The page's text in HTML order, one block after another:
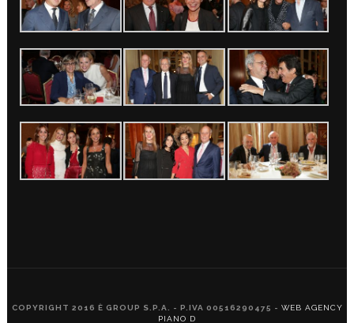
COPYRIGHT 2016 È GROUP S.P.A. - P.IVA 00516290475 - WEB AGENCY
PIANO D